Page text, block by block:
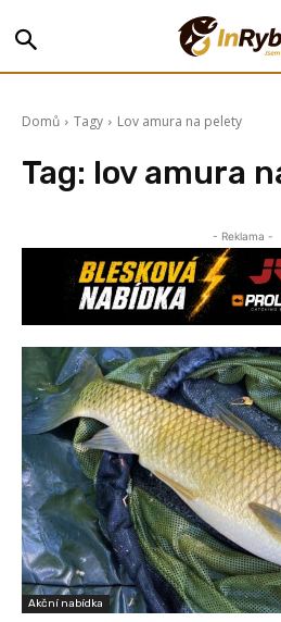
Domů Tagy Lov amura na pelety
Tag: lov amura
- Reklama -
Akční nabídka